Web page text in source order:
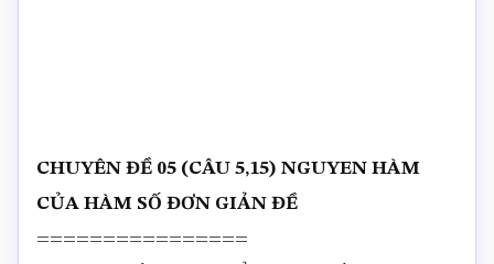
CHUYÊN ĐỀ 05 (CÂU 5,15) NGUYEN HÀM
CỦA HÀM SỐ ĐƠN GIẢN ĐỀ
================